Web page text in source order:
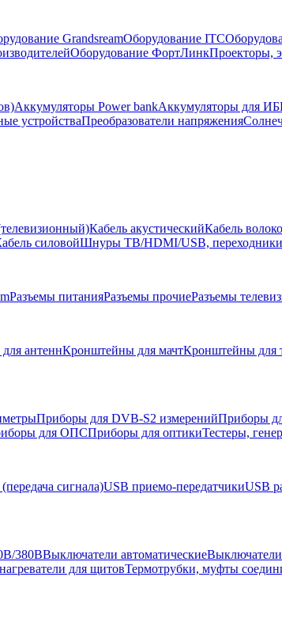
GrandsreamОборудование ITC
Оборудование ФортЛинкПроекторы,
Аккумуляторы Power bankАккумуляторы для
устройстваПреобразователи напряжения
Кабель акустическийКабель
силовойШнуры ТВ/HDMI/USB, переходники
Разъемы питанияРазъемы прочиеРазъемы
антеннКронштейны для мачтКронштейны для
Приборы для DVB-S2 измеренийПриборы
для ОПСПриборы для оптикиТестеры,
сигнала)USB приемо-передатчикиUSB
380ВВыключатели автоматические
для щитовТермотрубки, муфты